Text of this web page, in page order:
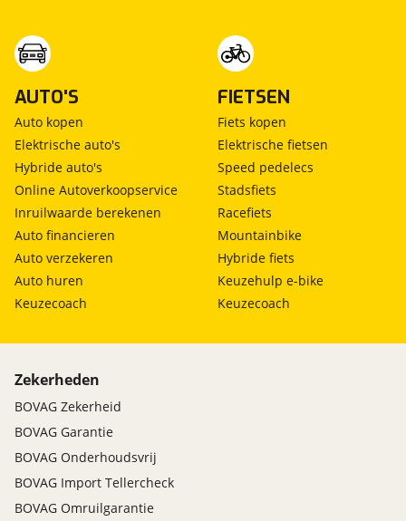
AUTO'S
Auto kopen
Elektrische auto's
Hybride auto's
Online Autoverkoopservice
Inruilwaarde berekenen
Auto financieren
Auto verzekeren
Auto huren
Keuzecoach
FIETSEN
Fiets kopen
Elektrische fietsen
Speed pedelecs
Stadsfiets
Racefiets
Mountainbike
Hybride fiets
Keuzehulp e-bike
Keuzecoach
Zekerheden
BOVAG Zekerheid
BOVAG Garantie
BOVAG Onderhoudsvrij
BOVAG Import Tellercheck
BOVAG Omruilgarantie